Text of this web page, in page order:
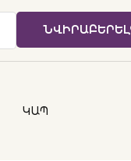
ՆՎԻՐԱԲԵՐԵԼ
ԿԱՊ